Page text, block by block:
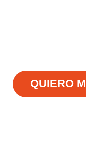
QUIERO